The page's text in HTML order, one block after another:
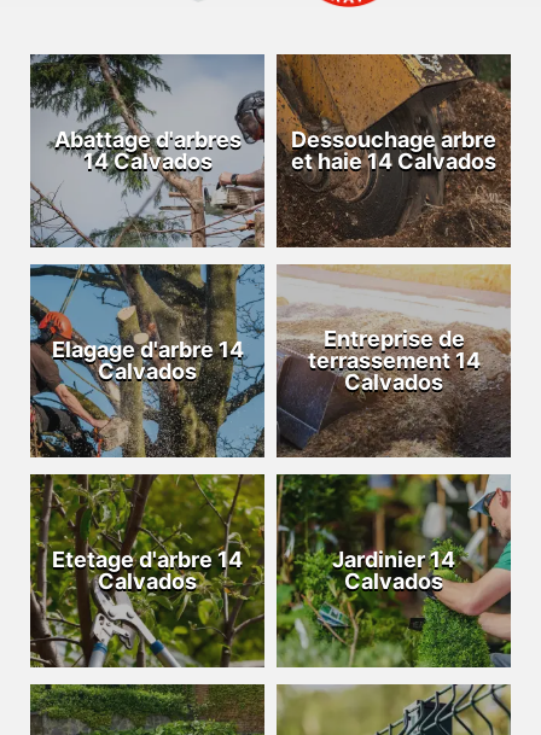
Abattage d'arbres
14 Calvados
Dessouchage arbre
et haie 14 Calvados
Elagage d'arbre 14
Calvados
Entreprise de
terrassement 14
Calvados
Etetage d'arbre 14
Calvados
Jardinier 14
Calvados